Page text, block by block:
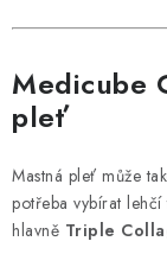
Medicube
pleť
Mastná pleť může
potřeba vybírat
hlavně Triple